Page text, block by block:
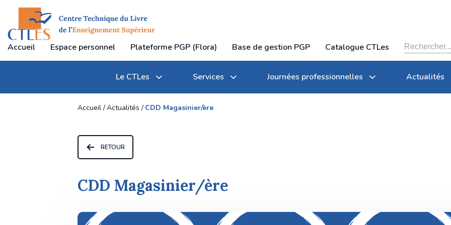
Accueil Espace personnel Plateforme PGP (Flora) Base de gestion PGP Catalogue CTLes
Le CTLes
Qu'est-ce que le CTLes ?
Textes règlementaires
Services
Transferts et gestion des documents
Communication des documents
Journées professionnelles
Journées professionnelles du CTLes
Participation à des manifestations professionnelles
Actualités
Accueil Actualités CDD Magasinier/ère
RETOUR
CDD Magasinier/ère